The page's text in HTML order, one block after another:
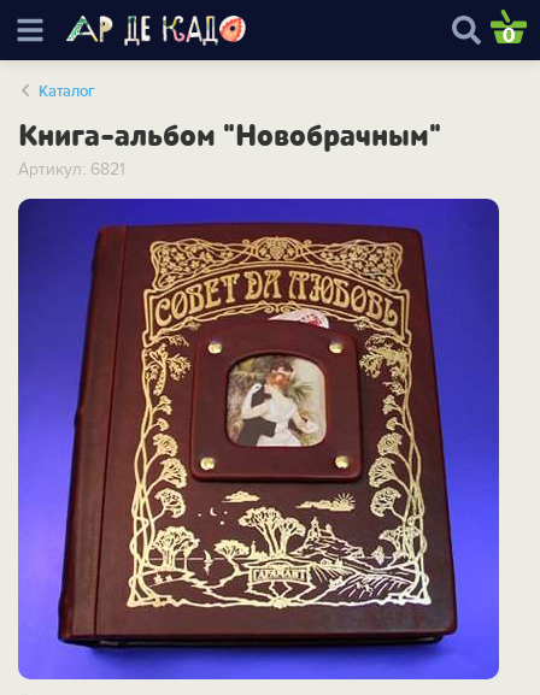
0
Каталог
Книга-альбом "Новобрачным"
Артикул: 6821